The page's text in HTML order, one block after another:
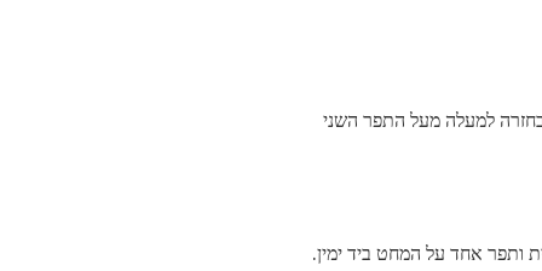
למעלה מעל התפר השני
ותפר אחד על המחט ביד ימין.